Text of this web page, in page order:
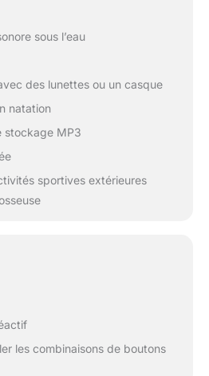
sous l’eau
des lunettes ou un casque
natation
stockage MP3
sportives extérieures
les combinaisons de boutons